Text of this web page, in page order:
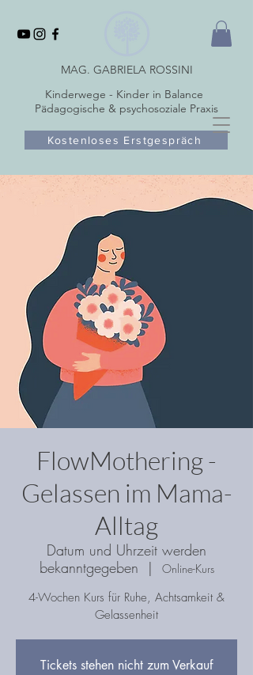
MAG. GABRIELA ROSSINI
Kinderwege - Kinder in Balance
Pädagogische & psychosoziale Praxis
Kostenloses Erstgespräch
FlowMothering -
Gelassen im Mama-
Alltag
Datum und Uhrzeit werden
bekanntgegeben
  |
Online-Kurs
4-Wochen Kurs für Ruhe, Achtsamkeit &
Gelassenheit
Tickets stehen nicht zum Verkauf